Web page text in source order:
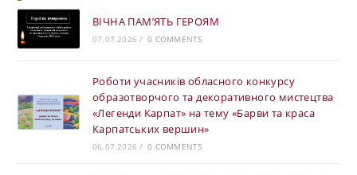
ВІЧНА ПАМ’ЯТЬ ГЕРОЯМ
07.07.2026 / 0 COMMENTS
Роботи учасників обласного конкурсу
образотворчого та декоративного мистецтва
«Легенди Карпат» на тему «Барви та краса
Карпатських вершин»
06.07.2026 / 0 COMMENTS